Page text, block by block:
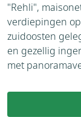
"Rehli",
verdiepingen
zuidoosten
en gezellig
met